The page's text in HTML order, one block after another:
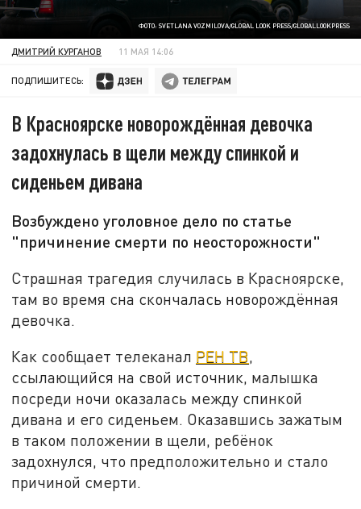
ФОТО: SVETLANA VOZMILOVA/GLOBAL LOOK PRESS/GLOBALLOOKPRESS
ДМИТРИЙ КУРГАНОВ 11 МАЯ 14:06
ПОДПИШИТЕСЬ:
В Красноярске новорождённая девочка
задохнулась в щели между спинкой и
сиденьем дивана
Возбуждено уголовное дело по статье
"причинение смерти по неосторожности"
Страшная трагедия случилась в Красноярске,
там во время сна скончалась новорождённая
девочка.
Как сообщает телеканал РЕН ТВ,
ссылающийся на свой источник, малышка
посреди ночи оказалась между спинкой
дивана и его сиденьем. Оказавшись зажатым
в таком положении в щели, ребёнок
задохнулся, что предположительно и стало
причиной смерти.